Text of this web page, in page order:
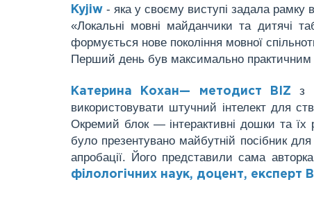
Kyjiw - яка у своєму виступі задала рамку
«Локальні мовні майданчики та дитячі
формується нове покоління мовної
Перший день був максимально практичним
Катерина Кохан— методист BIZз
використовувати штучний інтелект для
Окремий блок — інтерактивні дошки та їх
було презентувано майбутній посібник для
апробації. Його представили сама
філологічних наук, доцент, експерт